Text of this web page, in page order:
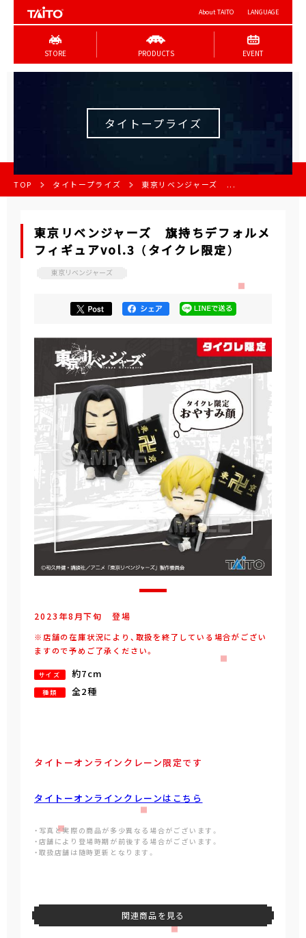
About TAITO LANGUAGE
STORE PRODUCTS EVENT
タイトープライズ
TOP タイトープライズ 東京リベンジャーズ ...
東京リベンジャーズ 旗持ちデフォルメ
フィギュアvol.3 （タイクレ限定）
東京リベンジャーズ
2023年8 月下旬 登場
※店舗の在庫状況により、取扱を終了している場合がござい
ますので予めご了承ください。
サイズ 約7cm
種類 全2種
タイトーオンラインクレーン限定です
タイトーオンラインクレーンはこちら
・写真と実際の商品が多少異なる場合がございます。
・店舗により登場時期が前後する場合がございます。
・取扱店舗は随時更新となります。
関連商品を見る